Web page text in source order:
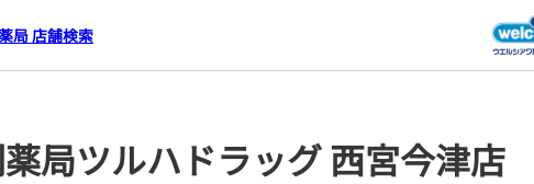
局 店舗検索
局ツルハドラッグ 西宮今津店